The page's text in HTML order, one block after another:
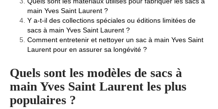
main Yves Saint Laurent ?
Y a-t-il des collections spéciales ou éditions limitées de
sacs à main Yves Saint Laurent ?
Comment entretenir et nettoyer un sac à main Yves Saint
Laurent pour en assurer sa longévité ?
Quels sont les modèles de sacs à
main Yves Saint Laurent les plus
populaires ?